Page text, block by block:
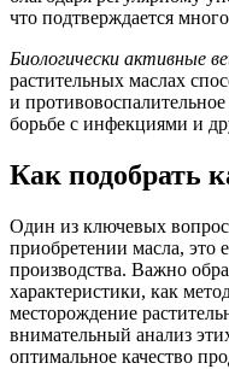
что подтверждается
Биологически активные
растительных маслах
и
борьбе с инфекциями и
Как подобрать
Один из ключевых
приобретении масла, это
производства. Важно
характеристики, как
месторождение
внимательный анализ
оптимальное качество